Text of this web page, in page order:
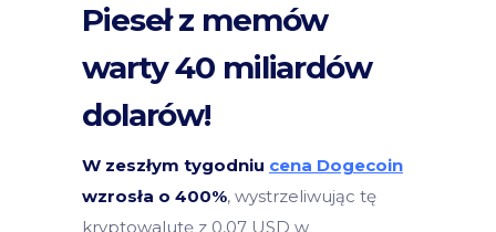
Pieseł z memów
warty 40 miliardów
dolarów!
W zeszłym tygodniu cena Dogecoin
wzrosła o 400%, wystrzeliwując tę
kryptowalutę z 0,07 USD w